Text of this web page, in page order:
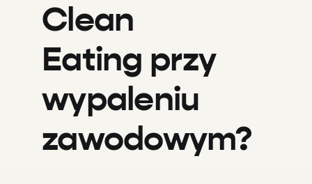
Clean
Eating przy
wypaleniu
zawodowym?